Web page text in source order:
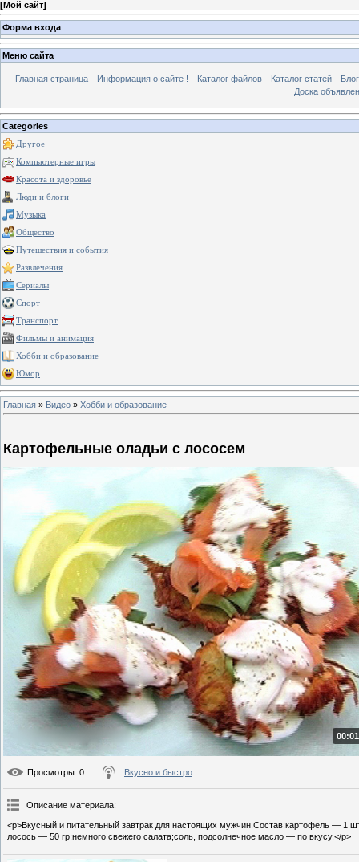
[Мой сайт]
Форма входа
Меню сайта
Главная страница Информация о сайте ! Каталог файлов Каталог статей
Блог
Доска
Categories
Другое
Компьютерные игры
Красота и здоровье
Люди и блоги
Музыка
Общество
Путешествия и события
Развлечения
Сериалы
Спорт
Транспорт
Фильмы и анимация
Хобби и образование
Юмор
Главная » Видео » Хобби и образование
Картофельные оладьи с лососем
Просмотры: 0 Вкусно и быстро
Описание материала:
<p>Вкусный и питательный завтрак для настоящих мужчин.Состав:картофель —
лосось — 50 гр;немного свежего салата;соль, подсолнечное масло — по вкусу.</p>